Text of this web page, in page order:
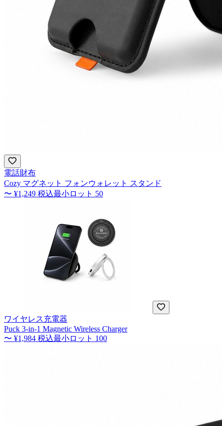
電話財布
Cozy マグネット フォンウォレット スタンド
〜 ¥1,249 税込最小ロット 50
ワイヤレス充電器
Puck 3-in-1 Magnetic Wireless Charger
〜 ¥1,984 税込最小ロット 100